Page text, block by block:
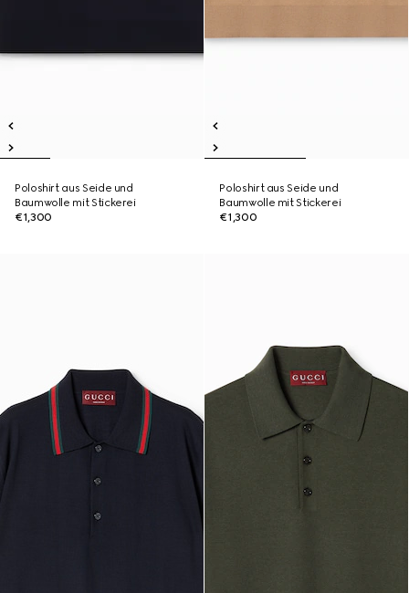
Poloshirt aus Seide und
Baumwolle mit Stickerei
€1,300
Poloshirt aus Seide und
Baumwolle mit Stickerei
€1,300